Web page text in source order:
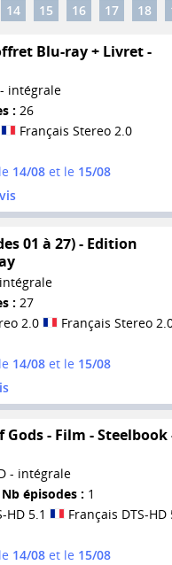
14 15 16 17 18
Blu-ray + Livret -
intégrale
: 26
Français Stereo 2.0
14/08et le 15/08
01 à 27) - Edition
: 27
2.0
Français Stereo
14/08et le 15/08
- Film - Steelbook
- intégrale
Nb épisodes : 1
HD 5.1
Français DTS-HD
14/08et le 15/08